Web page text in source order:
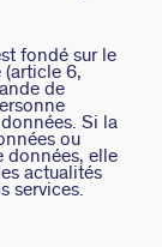
fondé sur le
(article 6,
de
Si la
ou
données, elle
actualités
services.